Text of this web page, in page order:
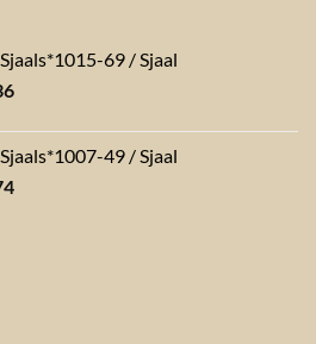
69 / Sjaal
Huidige
is:
€45.36.
49 / Sjaal
Huidige